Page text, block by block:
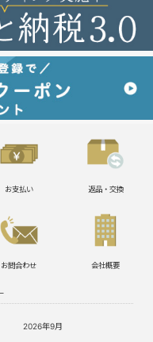
お支払い 返品・交換
お問合わせ 会社概要
2026年9月